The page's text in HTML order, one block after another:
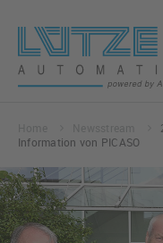
Information von PICASO